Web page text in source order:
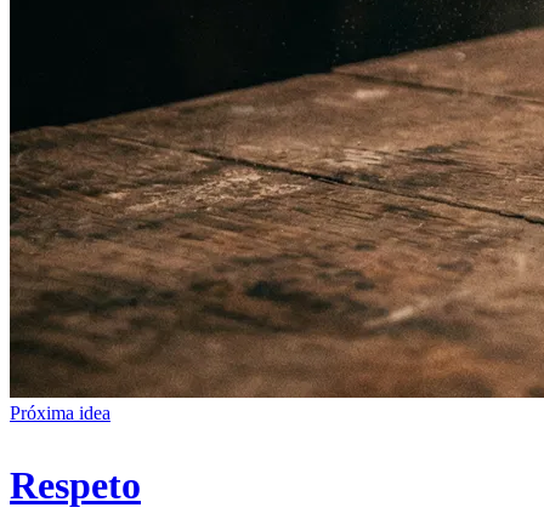
Próxima idea
Respeto